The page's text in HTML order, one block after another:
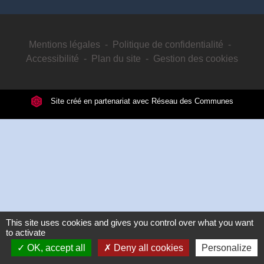
Mentions légales - Politique de confidentialité -
Accessibilité - Plan du site - Gestion des cookies
Site créé en partenariat avec Réseau des Communes
This site uses cookies and gives you control over what you want
to activate
OK, accept all
Deny all cookies Personalize